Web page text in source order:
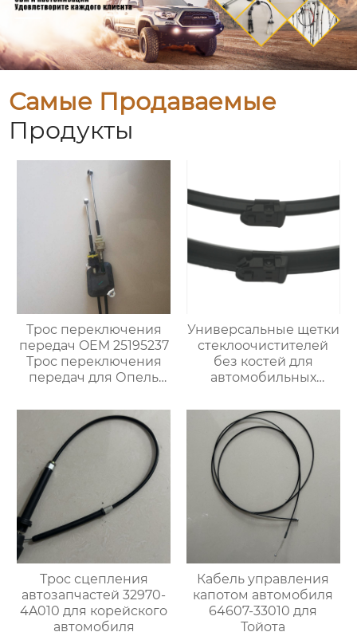
Самые Продаваемые
Продукты
Трос переключения
передач OEM 25195237
Трос переключения
передач для Опель
Универсальные щетки
стеклоочистителей
без костей для
автомобильных
образной формы
Трос сцепления
автозапчастей 32970-
4A010 для корейского
автомобиля
Кабель управления
капотом автомобиля
64607-33010 для
Тойота